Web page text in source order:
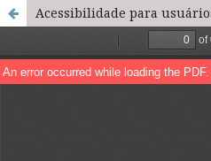
Acessibilidade para